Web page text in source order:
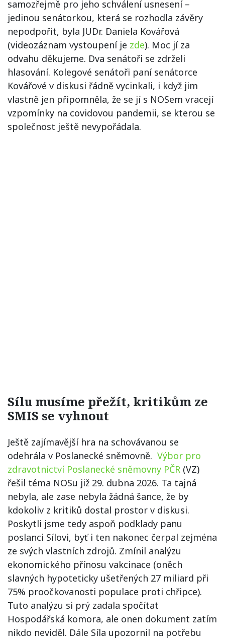
samozřejmě pro jeho schválení usnesení –
jedinou senátorkou, která se rozhodla závěry
nepodpořit, byla JUDr. Daniela Kovářová
(videozáznam vystoupení je zde). Moc jí za
odvahu děkujeme. Dva senátoři se zdrželi
hlasování. Kolegové senátoři paní senátorce
Kovářové v diskusi řádně vycinkali, i když jim
vlastně jen připomněla, že se jí s NOSem vracejí
vzpomínky na covidovou pandemii, se kterou se
společnost ještě nevypořádala.
Sílu musíme přežít, kritikům ze
SMIS se vyhnout
Ještě zajímavější hra na schovávanou se
odehrála v Poslanecké sněmovně. Výbor pro
zdravotnictví Poslanecké sněmovny PČR (VZ)
řešil téma NOSu již 29. dubna 2026. Ta tajná
nebyla, ale zase nebyla žádná šance, že by
kdokoliv z kritiků dostal prostor v diskusi.
Poskytli jsme tedy aspoň podklady panu
poslanci Sílovi, byť i ten nakonec čerpal zejména
ze svých vlastních zdrojů. Zmínil analýzu
ekonomického přínosu vakcinace (oněch
slavných hypoteticky ušetřených 27 miliard při
75% proočkovanosti populace proti chřipce).
Tuto analýzu si prý zadala spočítat
Hospodářská komora, ale onen dokument zatím
nikdo neviděl. Dále Síla upozornil na potřebu